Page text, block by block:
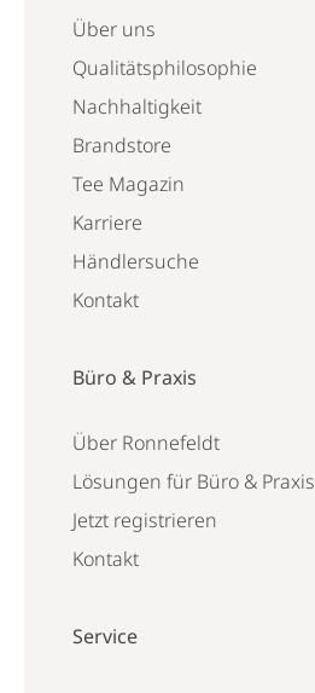
Über uns
Qualitätsphilosophie
Nachhaltigkeit
Brandstore
Tee Magazin
Karriere
Händlersuche
Kontakt
Büro & Praxis
Über Ronnefeldt
Lösungen für Büro & Praxis
Jetzt registrieren
Kontakt
Service